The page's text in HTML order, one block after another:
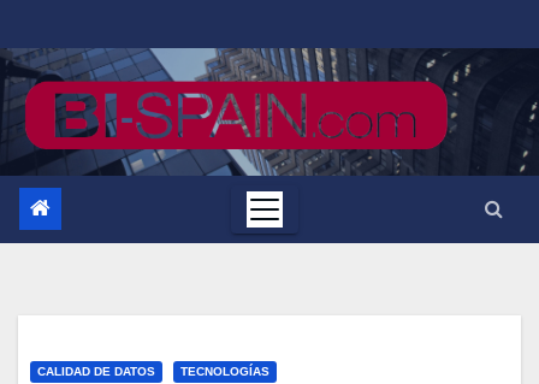
al
contenido
CALIDAD DE DATOS TECNOLOGÍAS